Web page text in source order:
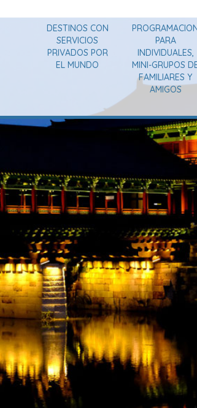
DESTINOS CON
SERVICIOS
PRIVADOS POR
EL MUNDO
PARA
INDIVIDUALES,
MINI-GRUPOS
FAMILIARES Y
AMIGOS